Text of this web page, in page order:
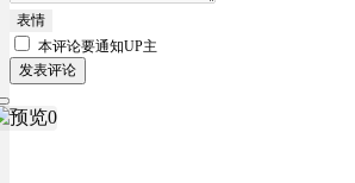
表情
本评论要通知UP主
发表评论